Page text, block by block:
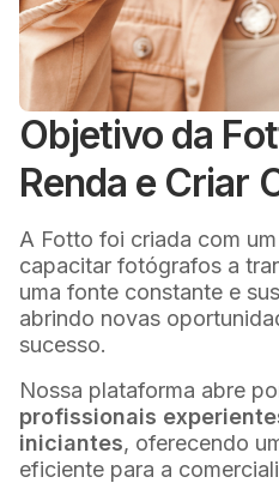
Objetivo da
Renda e Criar
A Fotto foi criada com
capacitar fotógrafos a
uma fonte constante e
abrindo novas
sucesso.
Nossa plataforma abre
profissionais
iniciantes, oferecendo
eficiente para a